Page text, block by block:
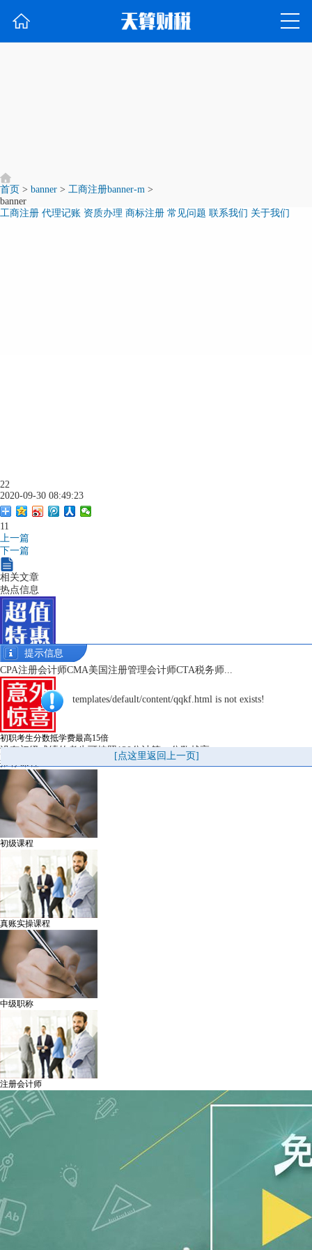
首页 > banner > 工商注册banner-m >
banner
工商注册 代理记账 资质办理 商标注册 常见问题 联系我们 关于我们
22
2020-09-30 08:49:23
11
上一篇
下一篇
相关文章
热点信息
百万管理会计人才计划
CPA注册会计师CMA美国注册管理会计师CTA税务师...
初职考生分数抵学费最高15倍
没有初级成绩的考生可按照120分计算，分数越高...
推荐课程
初级课程
真账实操课程
中级职称
注册会计师
提示信息
templates/default/content/qqkf.html is not exists!
[点这里返回上一页]